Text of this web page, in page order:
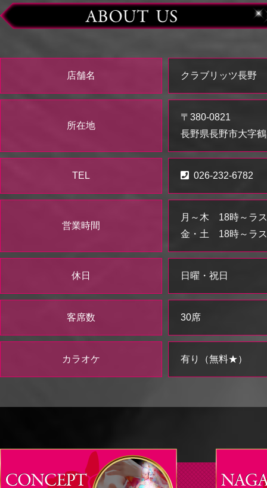
店舗名 クラブリッツ長野
所在地
〒380-0821
長野県長野市大字
TEL 026-232-6782
営業時間
月～木 18時～ラ
金・土 18時～ラ
休日 日曜・祝日
客席数 30席
カラオケ 有り（無料★）